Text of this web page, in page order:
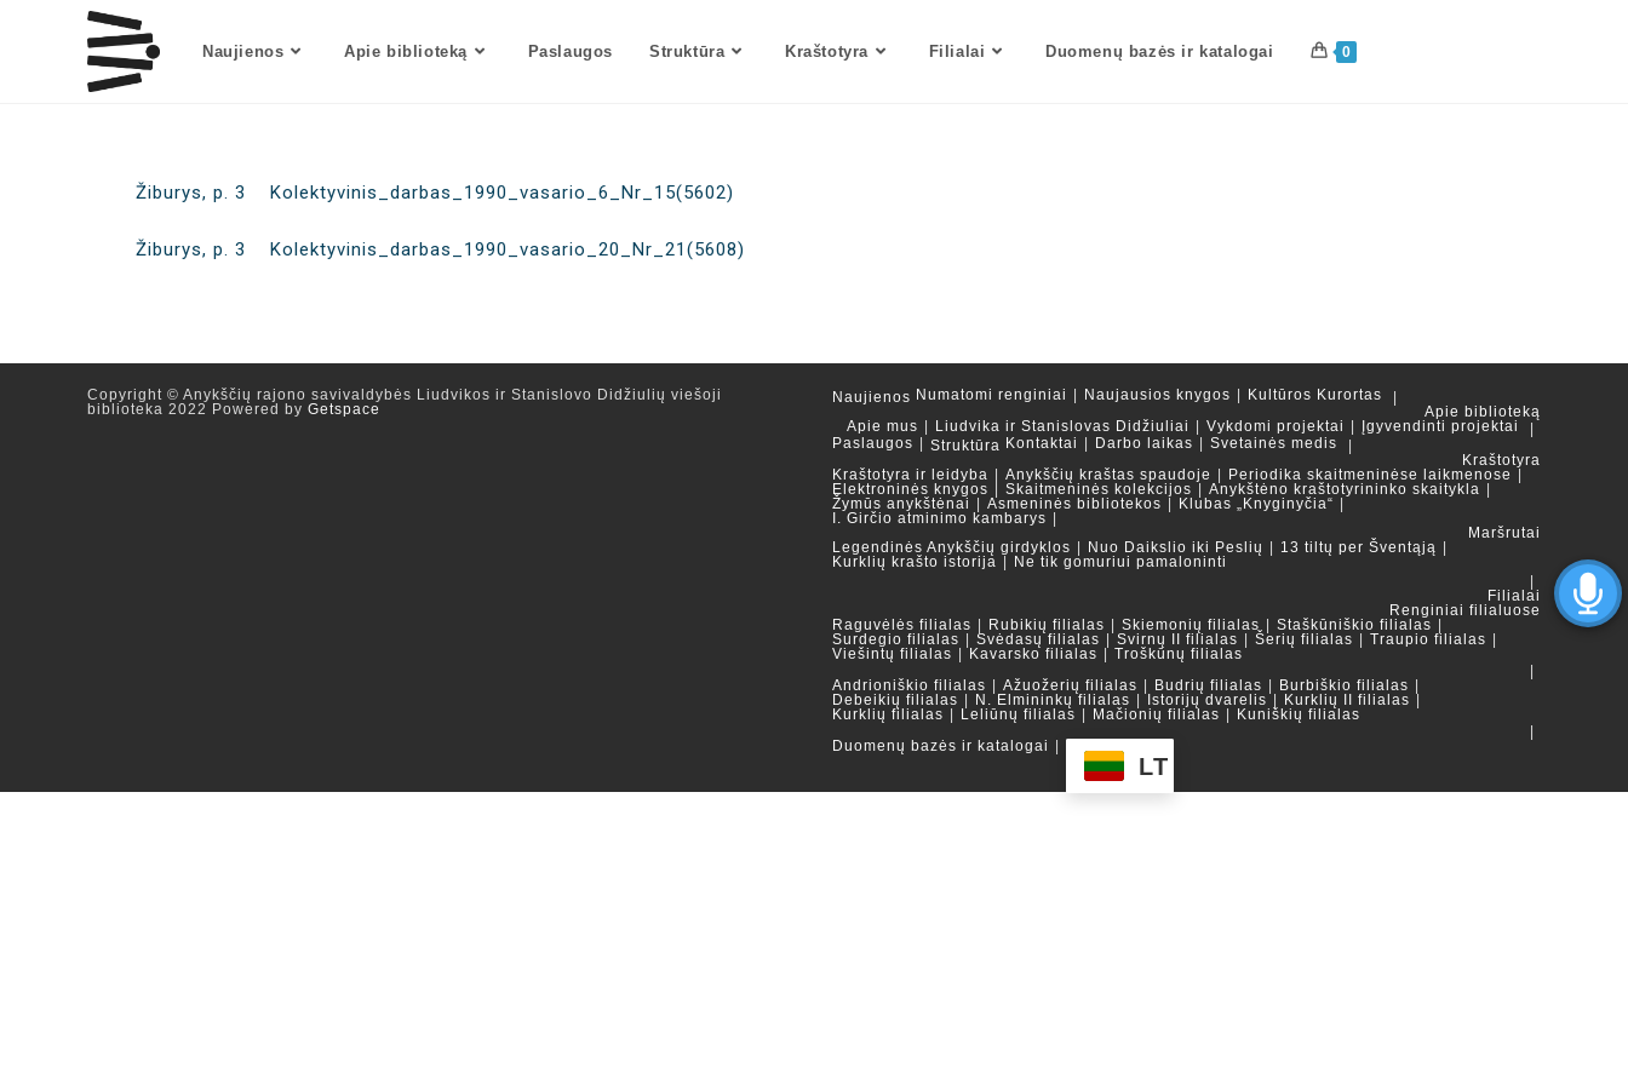
Naujienos Apie biblioteką Paslaugos Struktūra Kraštotyra Filialai Duomenų bazės ir katalogai 0
Žiburys, p. 3 Kolektyvinis_darbas_1990_vasario_6_Nr_15(5602)
Žiburys, p. 3 Kolektyvinis_darbas_1990_vasario_20_Nr_21(5608)
Naujienos Numatomi renginiai Naujausios knygos
Kultūros Kurortas
Apie biblioteką
Apie mus
Liudvika ir Stanislovas Didžiuliai Vykdomi projektai
Įgyvendinti projektai
Paslaugos
Struktūra Kontaktai Darbo laikas
Svetainės medis
Kraštotyra
Kraštotyra ir leidyba
Anykščių kraštas spaudoje
Periodika skaitmeninėse laikmenose
Elektroninės knygos
Skaitmeninės kolekcijos
Anykštėno kraštotyrininko skaitykla
Žymūs anykštėnai
Asmeninės bibliotekos
Klubas „Knyginyčia“
I. Girčio atminimo kambarys
Maršrutai
Legendinės Anykščių girdyklos
Nuo Daikslio iki Peslių
13 tiltų per Šventąją
Kurklių krašto istorija
Ne tik gomuriui pamaloninti
Filialai
Renginiai filialuose
Raguvėlės filialas
Rubikių filialas Skiemonių filialas
Staškūniškio filialas
Surdegio filialas
Svėdasų filialas Svirnų II filialas Šerių filialas
Traupio filialas
Viešintų filialas
Kavarsko filialas
Troškūnų filialas
Andrioniškio filialas
Ažuožerių filialas Budrių filialas
Burbiškio filialas
Debeikių filialas
N. Elmininkų filialas Istorijų dvarelis
Kurklių II filialas
Kurklių filialas
Leliūnų filialas Mačionių filialas
Kuniškių filialas
Duomenų bazės ir katalogai
LT
Copyright © Anykščių rajono savivaldybės Liudvikos ir Stanislovo Didžiulių viešoji
biblioteka 2022 Powered by Getspace